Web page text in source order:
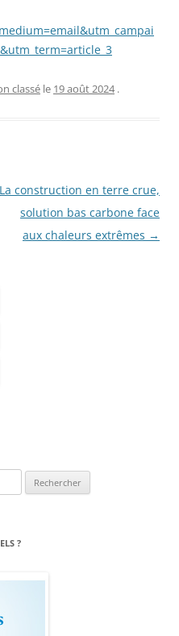
classé le 19 août 2024 .
La construction en terre crue,
solution bas carbone face
aux chaleurs extrêmes →
?